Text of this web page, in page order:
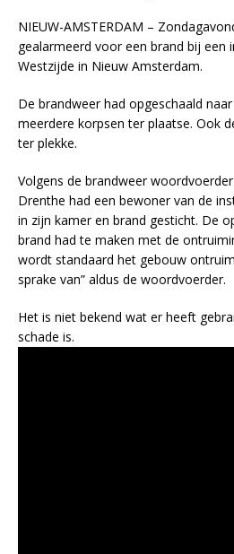
NIEUW-AMSTERDAM –
gealarmeerd voor een brand bij een
Westzijde in Nieuw Amsterdam.
De brandweer had opgeschaald
meerdere korpsen ter plaatse. Ook
ter plekke.
Volgens de brandweer
Drenthe had een bewoner van de
in zijn kamer en brand gesticht. De
brand had te maken met de
wordt standaard het gebouw
sprake van” aldus de woordvoerder.
Het is niet bekend wat er heeft
schade is.